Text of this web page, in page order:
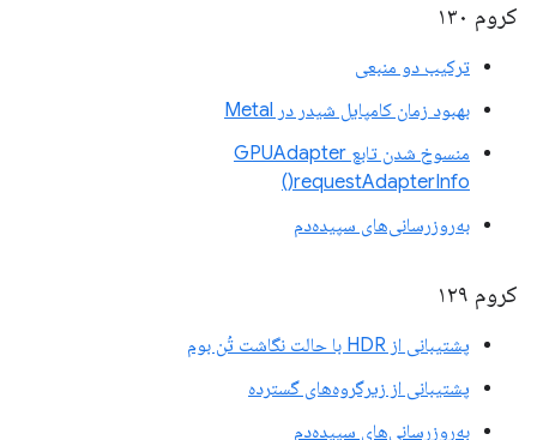
کروم ۱۳۰
ترکیب دو منبعی
بهبود زمان کامپایل شیدر در Metal
منسوخ شدن تابع GPUAdapter
requestAdapterInfo()
به‌روزرسانی‌های سپیده‌دم
کروم ۱۲۹
پشتیبانی از HDR با حالت نگاشت تُن بوم
پشتیبانی از زیرگروه‌های گسترده
به‌روزرسانی‌های سپیده‌دم